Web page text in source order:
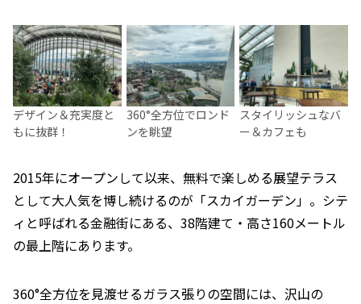
デザイン＆充実度と
もに抜群！
360°全方位でロンド
ンを眺望
スタイリッシュなバ
ー＆カフェも
2015年にオープンして以来、無料で楽しめる展望テラス
として大人気を博し続けるのが「スカイガーデン」。シテ
ィと呼ばれる金融街にある、38階建て・高さ160メートル
の最上階にあります。
360°全方位を見渡せるガラス張りの空間には、沢山の